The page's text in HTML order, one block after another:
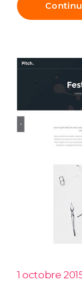
1 octobre